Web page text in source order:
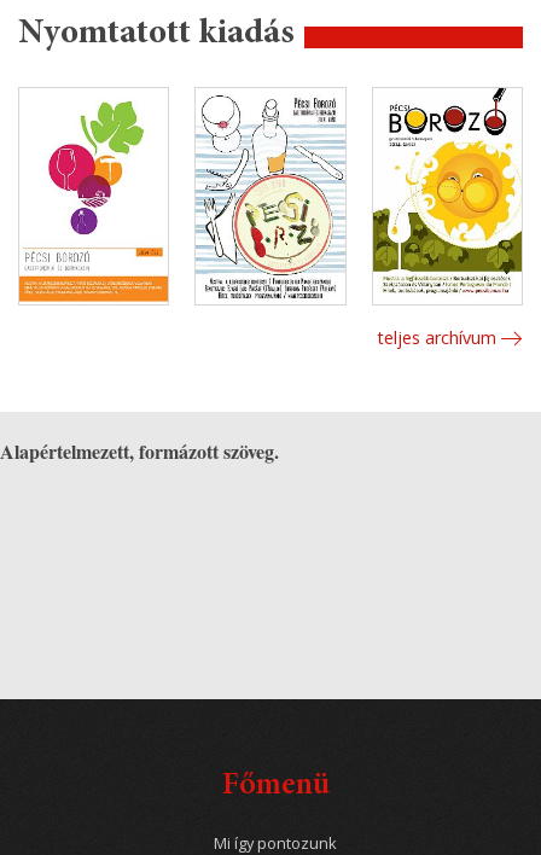
Nyomtatott kiadás
teljes archívum
Alapértelmezett, formázott szöveg.
Főmenü
Mi így pontozunk